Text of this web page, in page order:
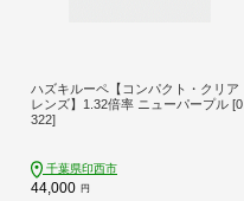
ハズキルーペ【コンパクト・クリア
レンズ】1.32倍率 ニューパープル [0
322]
千葉県印西市
44,000 円